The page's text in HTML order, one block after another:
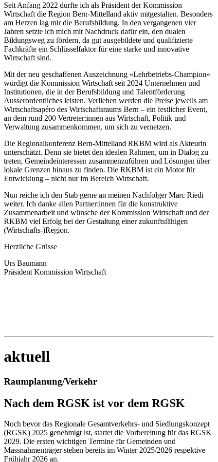
Seit Anfang 2022 durfte ich als Präsident der Kommission
Wirtschaft die Region Bern-Mittelland aktiv mitgestalten. Besonders
am Herzen lag mir die Berufsbildung. In den vergangenen vier
Jahren setzte ich mich mit Nachdruck dafür ein, den dualen
Bildungsweg zu fördern, da gut ausgebildete und qualifizierte
Fachkräfte ein Schlüsselfaktor für eine starke und innovative
Wirtschaft sind.
Mit der neu geschaffenen Auszeichnung «Lehrbetriebs-Champion»
würdigt die Kommission Wirtschaft seit 2024 Unternehmen und
Institutionen, die in der Berufsbildung und Talentförderung
Ausserordentliches leisten. Verliehen werden die Preise jeweils am
Wirtschaftsapéro des Wirtschaftsraums Bern – ein festlicher Event,
an dem rund 200 Vertreter:innen aus Wirtschaft, Politik und
Verwaltung zusammenkommen, um sich zu vernetzen.
Die Regionalkonferenz Bern-Mittelland RKBM wird als Akteurin
unterschätzt. Denn sie bietet den idealen Rahmen, um in Dialog zu
treten, Gemeindeinteressen zusammenzuführen und Lösungen über
lokale Grenzen hinaus zu finden. Die RKBM ist ein Motor für
Entwicklung – nicht nur im Bereich Wirtschaft.
Nun reiche ich den Stab gerne an meinen Nachfolger Marc Riedi
weiter. Ich danke allen Partner:innen für die konstruktive
Zusammenarbeit und wünsche der Kommission Wirtschaft und der
RKBM viel Erfolg bei der Gestaltung einer zukunftsfähigen
(Wirtschafts-)Region.
Herzliche Grüsse
Urs Baumann
Präsident Kommission Wirtschaft
aktuell
Raumplanung/Verkehr
Nach dem RGSK ist vor dem RGSK
Noch bevor das Regionale Gesamtverkehrs- und Siedlungskonzept
(RGSK) 2025 genehmigt ist, startet die Vorbereitung für das RGSK
2029. Die ersten wichtigen Termine für Gemeinden und
Massnahmenträger stehen bereits im Winter 2025/2026 respektive
Frühjahr 2026 an.